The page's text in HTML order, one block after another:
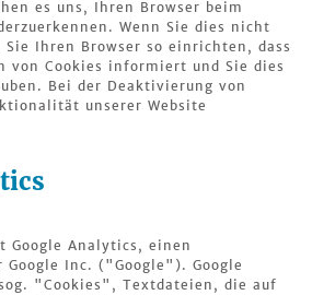
es uns, Ihren Browser beim
Wenn Sie dies nicht
Sie Ihren Browser so einrichten, dass
von Cookies informiert und Sie dies
Bei der Deaktivierung von
unserer Website
Google Analytics, einen
Google Inc. ("Google"). Google
"Cookies", Textdateien, die auf